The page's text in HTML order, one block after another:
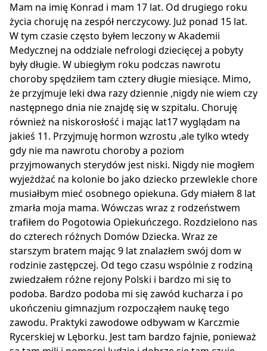
Mam na imię Konrad i mam 17 lat. Od drugiego roku
życia choruję na zespół nerczycowy. Już ponad 15 lat.
W tym czasie często byłem leczony w Akademii
Medycznej na oddziale nefrologi dziecięcej a pobyty
były długie. W ubiegłym roku podczas nawrotu
choroby spędziłem tam cztery długie miesiące. Mimo,
że przyjmuje leki dwa razy dziennie ,nigdy nie wiem czy
następnego dnia nie znajdę się w szpitalu. Choruję
również na niskorosłość i mając lat17 wyglądam na
jakieś 11. Przyjmuję hormon wzrostu ,ale tylko wtedy
gdy nie ma nawrotu choroby a poziom
przyjmowanych sterydów jest niski. Nigdy nie mogłem
wyjeżdżać na kolonie bo jako dziecko przewlekle chore
musiałbym mieć osobnego opiekuna. Gdy miałem 8 lat
zmarła moja mama. Wówczas wraz z rodzeństwem
trafiłem do Pogotowia Opiekuńczego. Rozdzielono nas
do czterech różnych Domów Dziecka. Wraz ze
starszym bratem mając 9 lat znalazłem swój dom w
rodzinie zastępczej. Od tego czasu wspólnie z rodziną
zwiedzałem różne rejony Polski i bardzo mi się to
podoba. Bardzo podoba mi się zawód kucharza i po
ukończeniu gimnazjum rozpocząłem naukę tego
zawodu. Praktyki zawodowe odbywam w Karczmie
Rycerskiej w Lęborku. Jest tam bardzo fajnie, ponieważ